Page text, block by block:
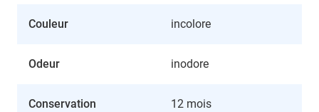
Couleur incolore
Odeur inodore
Conservation 12 mois